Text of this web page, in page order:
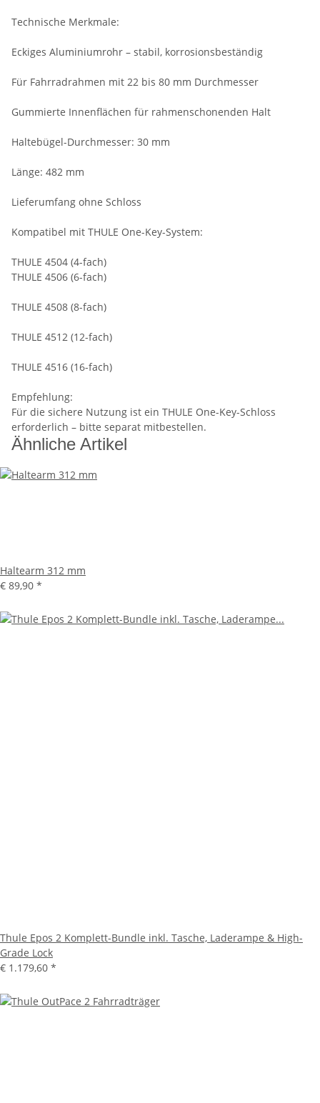
Technische Merkmale:
Eckiges Aluminiumrohr – stabil, korrosionsbeständig
Für Fahrradrahmen mit 22 bis 80 mm Durchmesser
Gummierte Innenflächen für rahmenschonenden Halt
Haltebügel-Durchmesser: 30 mm
Länge: 482 mm
Lieferumfang ohne Schloss
Kompatibel mit THULE One-Key-System:
THULE 4504 (4-fach)
THULE 4506 (6-fach)
THULE 4508 (8-fach)
THULE 4512 (12-fach)
THULE 4516 (16-fach)
Empfehlung:
Für die sichere Nutzung ist ein THULE One-Key-Schloss
erforderlich – bitte separat mitbestellen.
Ähnliche Artikel
Haltearm 312 mm
€ 89,90 *
Thule Epos 2 Komplett-Bundle inkl. Tasche, Laderampe & High-
Grade Lock
€ 1.179,60 *